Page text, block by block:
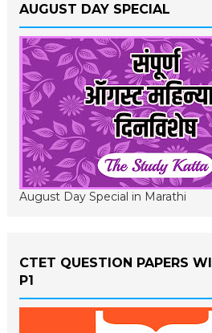
AUGUST DAY SPECIAL
August Day Special in Marathi
CTET QUESTION PAPERS
P1